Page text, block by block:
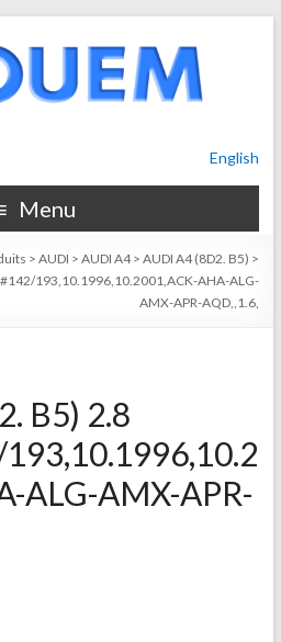
English
Menu
>AUDI >AUDI A4>AUDI A4 (8D2. B5) >
193,10.1996,10.2001,ACK-AHA-ALG-
AMX-APR-AQD,,1.6,
B5) 2.8
ALG-AMX-APR-